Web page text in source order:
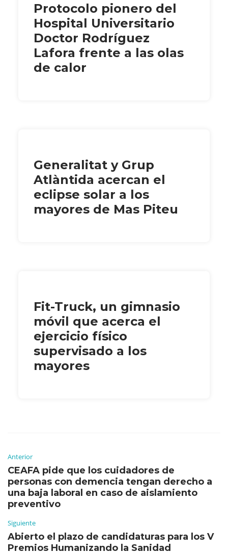
Protocolo pionero del
Hospital Universitario
Doctor Rodríguez
Lafora frente a las olas
de calor
Generalitat y Grup
Atlàntida acercan el
eclipse solar a los
mayores de Mas Piteu
Fit-Truck, un gimnasio
móvil que acerca el
ejercicio físico
supervisado a los
mayores
Anterior
CEAFA pide que los cuidadores de
personas con demencia tengan derecho a
una baja laboral en caso de aislamiento
preventivo
Siguiente
Abierto el plazo de candidaturas para los V
Premios Humanizando la Sanidad